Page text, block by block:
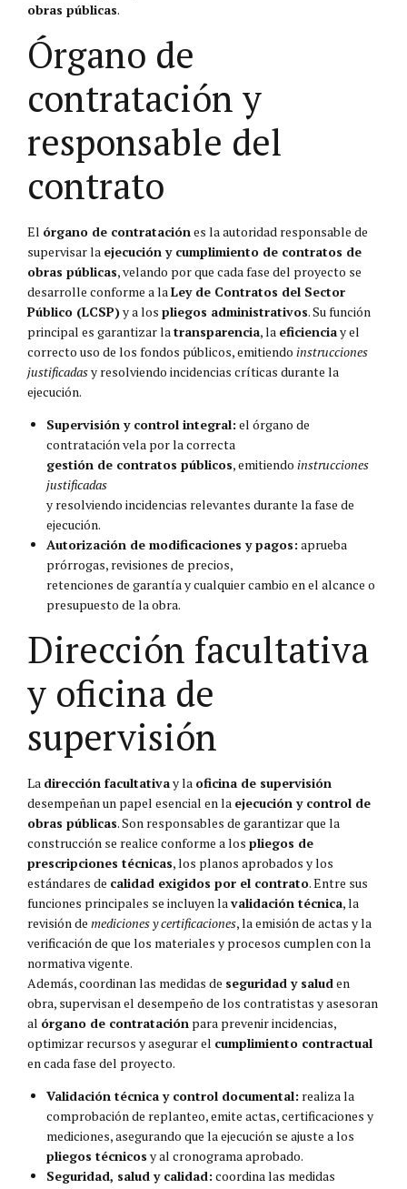
obras públicas.
Órgano de
contratación y
responsable del
contrato
El órgano de contrataciónes la autoridad responsable de
supervisar la ejecución y cumplimiento de contratos de
obras públicas, velando por que cada fase del proyecto se
desarrolle conforme a laLey de Contratos del Sector
Público (LCSP)y a los pliegos administrativos. Su función
principal es garantizar latransparencia, la eficienciay el
correcto uso de los fondos públicos, emitiendo instrucciones
justificadasy resolviendo incidencias críticas durante la
ejecución.
Supervisión y control integral: el órgano de
contratación vela por la correcta
gestión de contratos públicos, emitiendo instrucciones
justificadas
y resolviendo incidencias relevantes durante la fase de
ejecución.
Autorización de modificaciones y pagos: aprueba
prórrogas, revisiones de precios,
retenciones de garantía y cualquier cambio en el alcance o
presupuesto de la obra.
Dirección facultativa
y oficina de
supervisión
La dirección facultativay la oficina de supervisión
desempeñan un papel esencial en la ejecución y control de
obras públicas. Son responsables de garantizar que la
construcción se realice conforme a los pliegos de
prescripciones técnicas, los planos aprobados y los
estándares de calidad exigidos por el contrato. Entre sus
funciones principales se incluyen lavalidación técnica, la
revisión de mediciones y certificaciones, la emisión de actas y la
verificación de que los materiales y procesos cumplen con la
normativa vigente.
Además, coordinan las medidas de seguridad y saluden
obra, supervisan el desempeño de los contratistas y asesoran
al órgano de contratación para prevenir incidencias,
optimizar recursos y asegurar el cumplimiento contractual
en cada fase del proyecto.
Validación técnica y control documental: realiza la
comprobación de replanteo, emite actas, certificaciones y
mediciones, asegurando que la ejecución se ajuste a los
pliegos técnicos y al cronograma aprobado.
Seguridad, salud y calidad: coordina las medidas